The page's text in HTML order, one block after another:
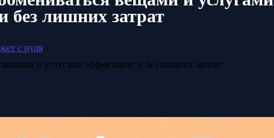
без лишних затрат
с нуля
вещами и услугами эффективно и без лишних затрат